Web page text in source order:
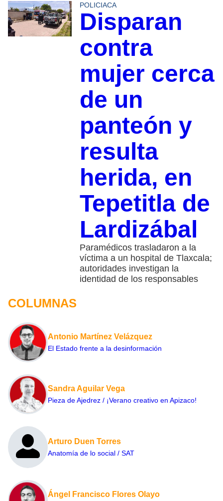
POLICIACA
Disparan
contra
mujer cerca
de un
panteón y
resulta
herida, en
Tepetitla de
Lardizábal
Paramédicos trasladaron a la
víctima a un hospital de Tlaxcala;
autoridades investigan la
identidad de los responsables
COLUMNAS
Antonio Martínez Velázquez
El Estado frente a la desinformación
Sandra Aguilar Vega
Pieza de Ajedrez / ¡Verano creativo en Apizaco!
Arturo Duen Torres
Anatomía de lo social / SAT
Ángel Francisco Flores Olayo